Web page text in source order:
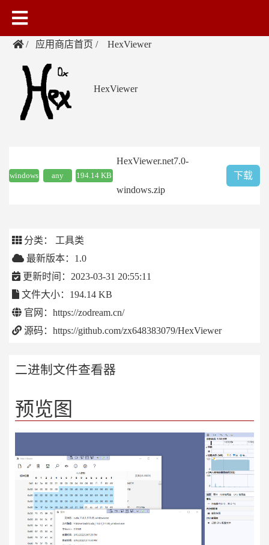
应用商店首页 HexViewer
HexViewer
windows any 194.14 KB
HexViewer.net7.0-
windows.zip
下载
分类： 工具类
最新版本：1.0
更新时间：2023-03-31 20:55:11
文件大小：194.14 KB
官网：https://zodream.cn/
源码：https://github.com/zx648383079/HexViewer
二进制文件查看器
预览图